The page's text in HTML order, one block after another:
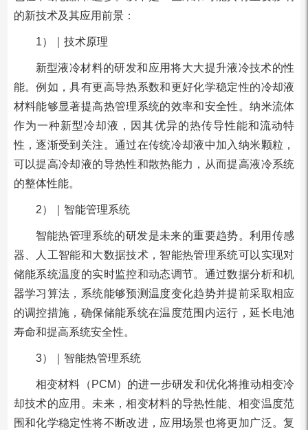
的新技术及其应用前景：
1）｜技术原理
新型液冷材料的研发和应用将大大提升液冷技术的性
能。例如，具有更高导热系数和更好化学稳定性的冷却液
材料能够显著提高热管理系统的效率和安全性。纳米流体
作为一种新型冷却液，因其优异的热传导性能和流动特
性，逐渐受到关注。通过在传统冷却液中加入纳米颗粒，
可以提高冷却液的导热性和散热能力，从而提高液冷系统
的整体性能。
2）｜智能管理系统
智能热管理系统的研发是未来的重要趋势。利用传感
器、人工智能和大数据技术，智能热管理系统可以实现对
储能系统温度的实时监控和动态调节。通过数据分析和机
器学习算法，系统能够预测温度变化趋势并提前采取相应
的调控措施，确保储能系统在温度范围内运行，延长电池
寿命和提高系统安全性。
3）｜智能热管理系统
相变材料（PCM）的进一步研发和优化将推动相变冷
却技术的应用。未来，相变材料的导热性能、相变温度范
围和化学稳定性将不断改进，应用场景也将更加广泛。复